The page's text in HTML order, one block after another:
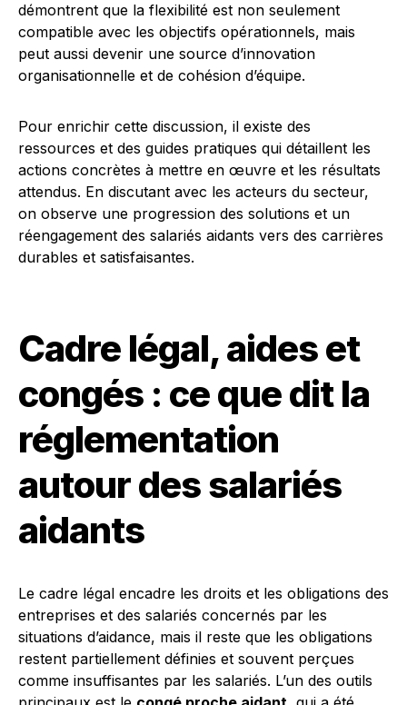
démontrent que la flexibilité est non seulement
compatible avec les objectifs opérationnels, mais
peut aussi devenir une source d’innovation
organisationnelle et de cohésion d’équipe.
Pour enrichir cette discussion, il existe des
ressources et des guides pratiques qui détaillent les
actions concrètes à mettre en œuvre et les résultats
attendus. En discutant avec les acteurs du secteur,
on observe une progression des solutions et un
réengagement des salariés aidants vers des carrières
durables et satisfaisantes.
Cadre légal, aides et
congés : ce que dit la
réglementation
autour des salariés
aidants
Le cadre légal encadre les droits et les obligations des
entreprises et des salariés concernés par les
situations d’aidance, mais il reste que les obligations
restent partiellement définies et souvent perçues
comme insuffisantes par les salariés. L’un des outils